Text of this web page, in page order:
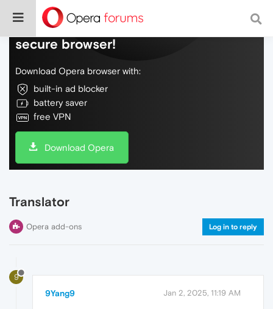
Do more on the web, with a fast and
secure browser!
Download Opera browser with:
built-in ad blocker
battery saver
free VPN
Download Opera
Translator
Opera add-ons Log in to reply
9
9Yang9 Jan 2, 2025, 11:19 AM